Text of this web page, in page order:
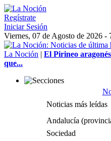
Regístrate
Iniciar Sesión
Viernes, 07 de Agosto de 2026 -
La Noción | El Pirineo
que...
Noticias más leídas
Andalucía
Sociedad